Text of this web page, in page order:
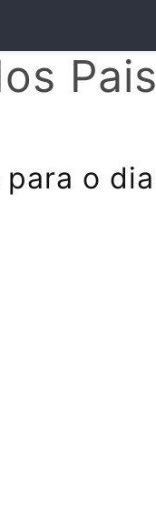
Pais
o dia